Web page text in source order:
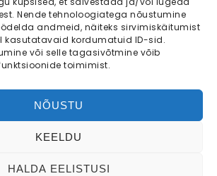
Nende tehnoloogiatega nõustumine
andmeid, näiteks sirvimiskäitumist
kasutatavaid kordumatuid ID-sid.
või selle tagasivõtmine võib
toimimist.
NÕUSTU
KEELDU
HALDA EELISTUSI
poliitika
Masterchem.ee All rights